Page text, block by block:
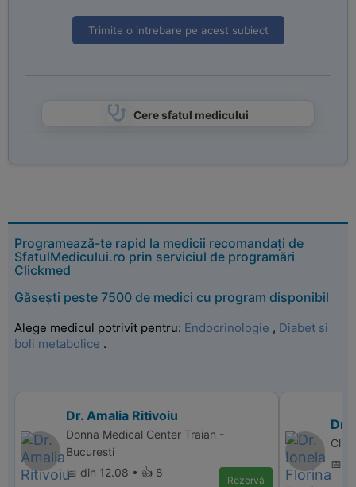
Trimite o intrebare pe acest subiect
Cere sfatul medicului
Programează-te rapid la medicii recomandați de
SfatulMedicului.ro prin serviciul de programări
Clickmed
Găsești peste 7500 de medici cu program disponibil
Alege medicul potrivit pentru: Endocrinologie , Diabet si
boli metabolice .
Dr. Amalia Ritivoiu
Donna Medical Center Traian -
Bucuresti
📅 din 12.08 • 👍 8
Rezervă
Dr.
📅